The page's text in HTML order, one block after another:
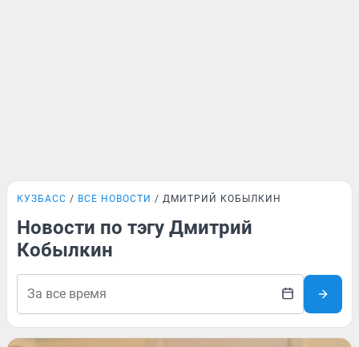
КУЗБАСС ВСЕ НОВОСТИ ДМИТРИЙ КОБЫЛКИН
Новости по тэгу Дмитрий
Кобылкин